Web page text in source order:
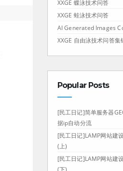
XXGE 蝶泳技术问答
XXGE 蛙泳技术问答
AI Generated Images
XXGE 自由泳技术问答集
Popular Posts
[民工日记]简单服务器
据ip自动分流
[民工日记]LAMP网站建
(上)
[民工日记]LAMP网站建